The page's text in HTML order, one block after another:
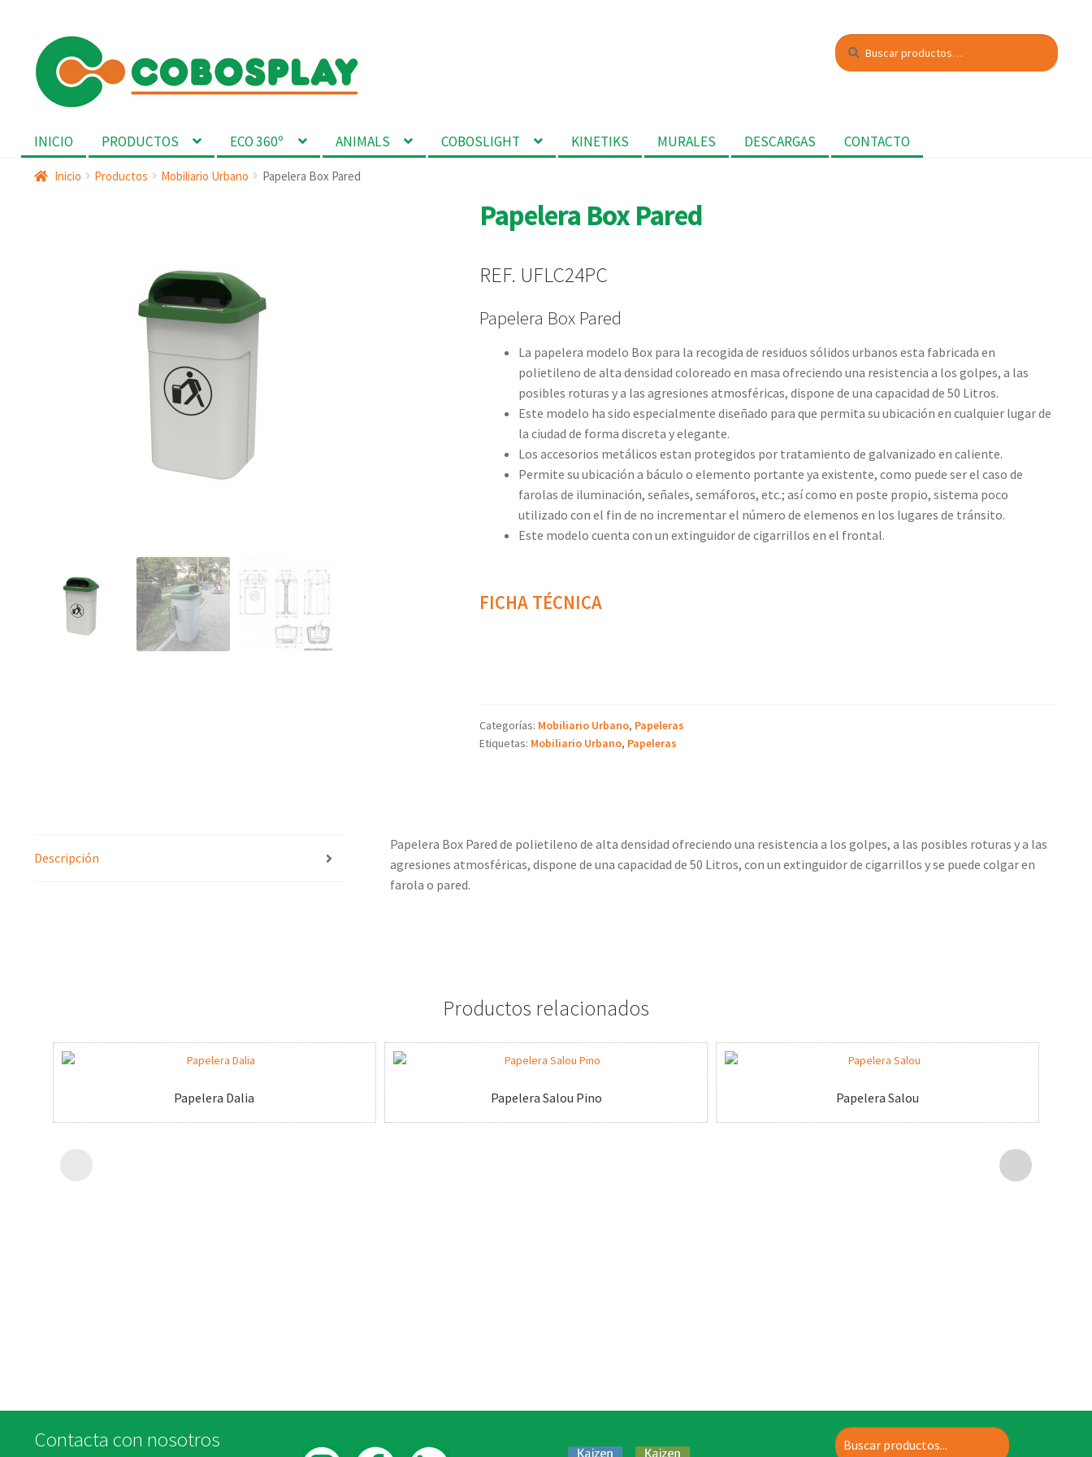
a
la
navegación
al
contenido
Buscar
por:
Buscar
INICIO PRODUCTOS ECO 360º ANIMALS COBOSLIGHT KINETIKS MURALES DESCARGAS CONTACTO
Inicio Productos Mobiliario Urbano Papelera Box Pared
Papelera Box Pared
REF. UFLC24PC
Papelera Box Pared
La papelera modelo Box para la recogida de residuos sólidos urbanos esta fabricada en
polietileno de alta densidad coloreado en masa ofreciendo una resistencia a los golpes, a las
posibles roturas y a las agresiones atmosféricas, dispone de una capacidad de 50 Litros.
Este modelo ha sido especialmente diseñado para que permita su ubicación en cualquier lugar de
la ciudad de forma discreta y elegante.
Los accesorios metálicos estan protegidos por tratamiento de galvanizado en caliente.
Permite su ubicación a báculo o elemento portante ya existente, como puede ser el caso de
farolas de iluminación, señales, semáforos, etc.; así como en poste propio, sistema poco
utilizado con el fin de no incrementar el número de elemenos en los lugares de tránsito.
Este modelo cuenta con un extinguidor de cigarrillos en el frontal.
FICHA TÉCNICA
Categorías: Mobiliario Urbano, Papeleras
Etiquetas: Mobiliario Urbano, Papeleras
Descripción
Papelera Box Pared de polietileno de alta densidad ofreciendo una resistencia a los golpes, a las posibles roturas y a las
agresiones atmosféricas, dispone de una capacidad de 50 Litros, con un extinguidor de cigarrillos y se puede colgar en
farola o pared.
Productos relacionados
Papelera Dalia Papelera Salou Pino Papelera Salou
Contacta con nosotros Buscar